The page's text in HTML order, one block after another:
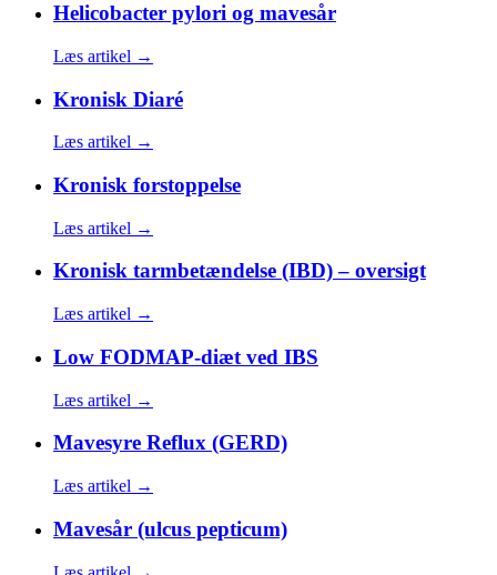
Helicobacter pylori og mavesår
Læs artikel →
Kronisk Diaré
Læs artikel →
Kronisk forstoppelse
Læs artikel →
Kronisk tarmbetændelse (IBD) – oversigt
Læs artikel →
Low FODMAP-diæt ved IBS
Læs artikel →
Mavesyre Reflux (GERD)
Læs artikel →
Mavesår (ulcus pepticum)